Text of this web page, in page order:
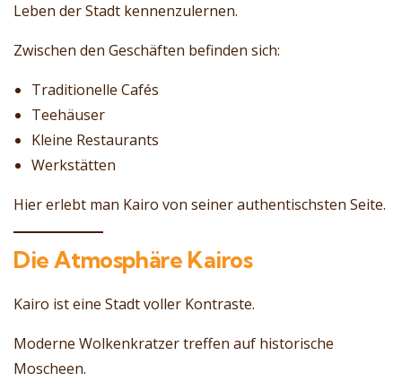
Leben der Stadt kennenzulernen.
Zwischen den Geschäften befinden sich:
Traditionelle Cafés
Teehäuser
Kleine Restaurants
Werkstätten
Hier erlebt man Kairo von seiner authentischsten Seite.
Die Atmosphäre Kairos
Kairo ist eine Stadt voller Kontraste.
Moderne Wolkenkratzer treffen auf historische
Moscheen.